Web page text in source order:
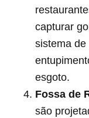
capturar
sistema
esgoto.
Fossa de
são